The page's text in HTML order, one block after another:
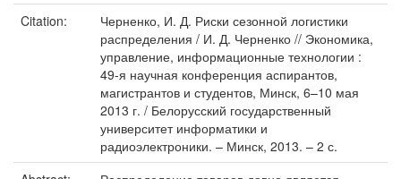
Citation:
Черненко, И. Д. Риски сезонной логистики
распределения / И. Д. Черненко // Экономика,
управление, информационные технологии :
49-я научная конференция аспирантов,
магистрантов и студентов, Минск, 6–10 мая
2013 г. / Белорусский государственный
университет информатики и
радиоэлектроники. – Минск, 2013. – 2 с.